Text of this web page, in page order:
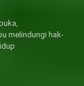
melindungi hak-